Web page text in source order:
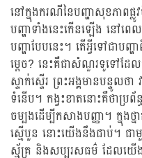
នៅក្នុងករណីនៃបញ្ហាសុខភាពផ្លូ
បញ្ហាទាំងនេះកើនឡើង នៅព
បញ្ហាបែបនេះ។ តើអ្វីទៅជាបញ្
ម្តេច? នេះគឺជាសំណួរទូទៅដ
ស្ទាក់ស្ទើរ ព្រះអង្គមានបន្ទូលថ
ទំនើប។ កង្វះខាតនោះគឺថាប្រ
ចម្បងដើម្បីកសាងបញ្ញា។ ក្នុង
ស្មើបួន នោះយើងនឹងជាប់។ ជ
ស្ម័គ្រ និងសប្បុរសធម៌ ដែលយ